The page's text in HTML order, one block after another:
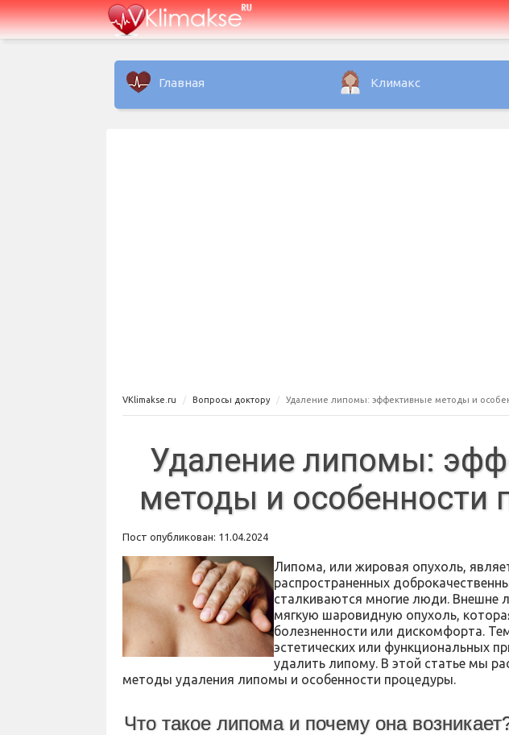
Главная Климакс
VKlimakse.ru Вопросы доктору Удаление липомы: эффективные методы и
Удаление липомы:
методы и особенности
Пост опубликован: 11.04.2024
Липома, или жировая опухоль,
распространенных
сталкиваются многие люди. Внешне
мягкую шаровидную опухоль,
болезненности или дискомфорта.
эстетических или функциональных
удалить липому. В этой статье мы
методы удаления липомы и особенности процедуры.
Что такое липома и почему она